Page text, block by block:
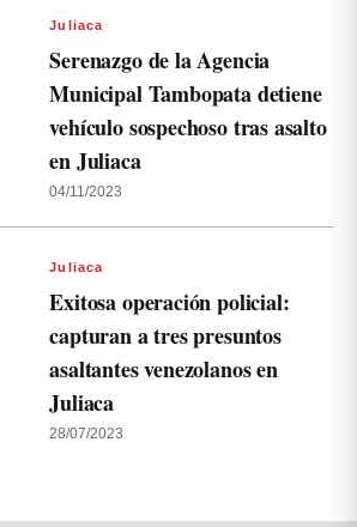
Juliaca
Serenazgo de la Agencia
Municipal Tambopata detiene
vehículo sospechoso tras asalto
en Juliaca
04/11/2023
Juliaca
Exitosa operación policial:
capturan a tres presuntos
asaltantes venezolanos en
Juliaca
28/07/2023